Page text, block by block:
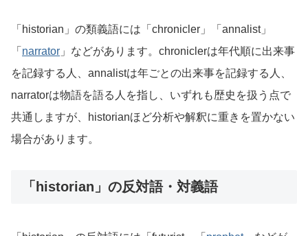
「historian」の類義語には「chronicler」「annalist」
「 narrator 」などがあります。chroniclerは年代順に出来事
を記録する人、annalistは年ごとの出来事を記録する人、
narratorは物語を語る人を指し、いずれも歴史を扱う点で
共通しますが、historianほど分析や解釈に重きを置かない
場合があります。
「historian」の反対語・対義語